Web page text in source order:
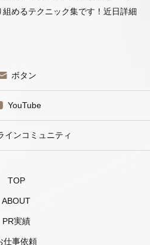
めるテクニック集です！近日詳細
ボタン
YouTube
インコミュニティ
TOP
ABOUT
PR実績
仕事依頼